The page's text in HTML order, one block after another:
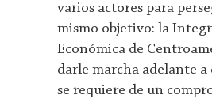
varios actores para
mismo objetivo: la
Económica de
darle marcha adelante a
se requiere de un